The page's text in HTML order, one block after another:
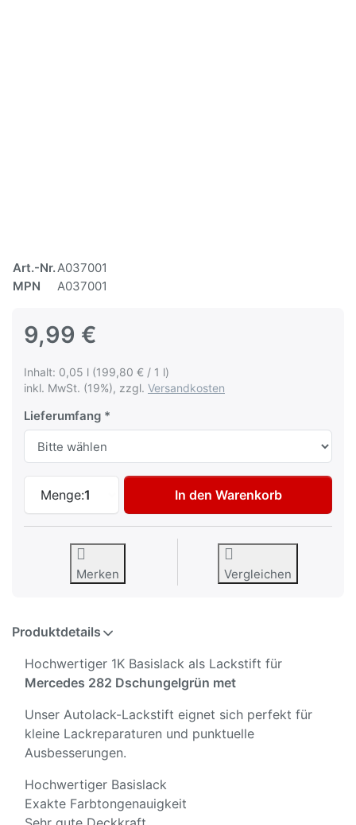
Art.-Nr.A037001
MPN
A037001
9,99 €
Inhalt: 0,05 l (199,80 € / 1 l)
inkl. MwSt. (19%), zzgl. Versandkosten
Lieferumfang
Menge:1
Autolack Lackstift für Mercedes 282
In den Warenkorb
Merken Vergleichen
Produktdetails
Hochwertiger 1K Basislack als Lackstift für
Mercedes 282 Dschungelgrün met
Unser Autolack-Lackstift eignet sich perfekt für
kleine Lackreparaturen und punktuelle
Ausbesserungen.
Hochwertiger Basislack
Exakte Farbtongenauigkeit